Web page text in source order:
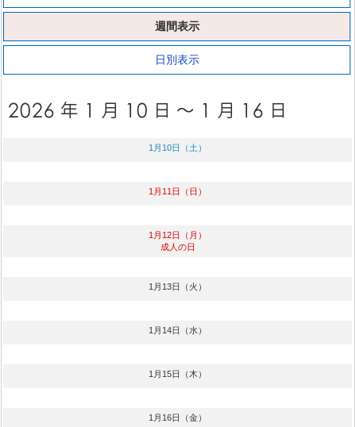
週間表示
日別表示
1月10日（土）
1月11日（日）
1月12日（月）
成人の日
1月13日（火）
1月14日（水）
1月15日（木）
1月16日（金）